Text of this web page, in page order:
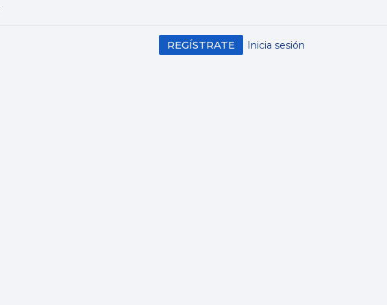
Inicia sesión
REGÍSTRATE